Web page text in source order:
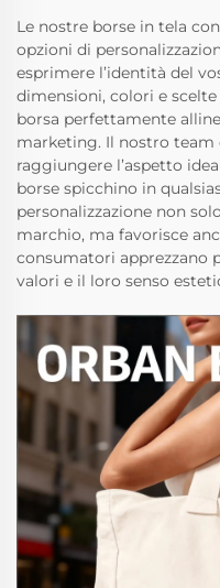
Le nostre borse in tela
opzioni di
esprimere l’identità del
dimensioni, colori e
borsa perfettamente
marketing. Il nostro team
raggiungere l’aspetto
borse spicchino in
personalizzazione non
marchio, ma favorisce
consumatori apprezzano
valori e il loro senso